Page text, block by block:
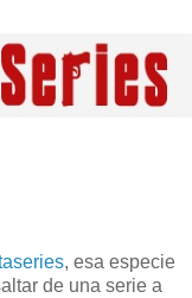
, esa especie
de una serie a